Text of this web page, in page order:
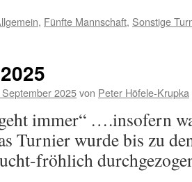
, Fünfte Mannschaft, Sonstige
2025von Peter Höfele-Krupka
immer“ ….insofern
Turnier wurde bis zu
fröhlich